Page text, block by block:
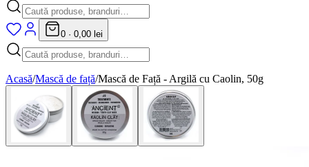
0 · 0,00 lei
Acasă/Mască de față/Mască de Față - Argilă cu Caolin, 50g